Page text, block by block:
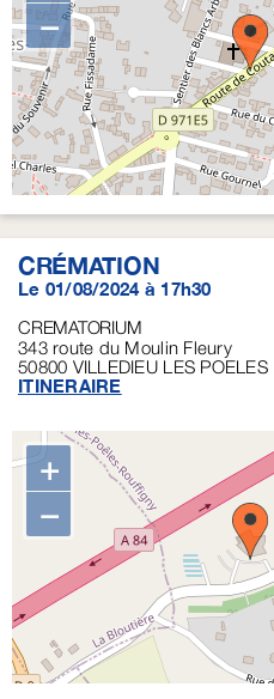
−
CRÉMATION
Le 01/08/2024 à 17h30
CREMATORIUM
343 route du Moulin Fleury
50800 VILLEDIEU LES POELES
ITINERAIRE
+
−